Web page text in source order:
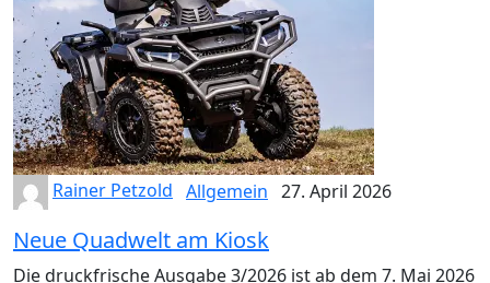
Rainer Petzold Allgemein 27. April 2026
Neue Quadwelt am Kiosk
Die druckfrische Ausgabe 3/2026 ist ab dem 7. Mai 2026